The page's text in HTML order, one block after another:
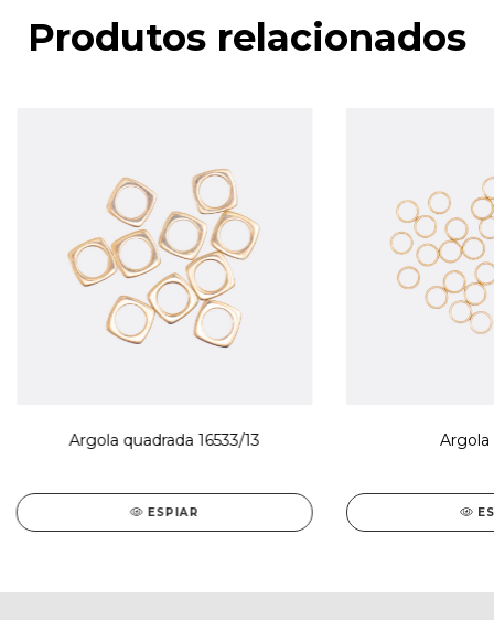
Produtos relacionados
Argola quadrada 16533/13
ESPIAR
Argola